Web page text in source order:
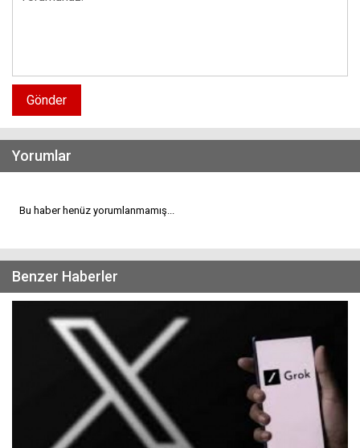
Gönder
Yorumlar
Bu haber henüz yorumlanmamış...
Benzer Haberler